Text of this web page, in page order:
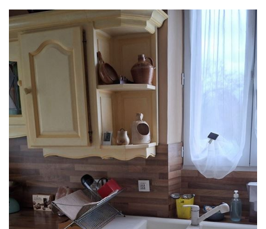
SERVICE VENTE
SERVICES PROPRIÉTAIRES
NOS PARTENAIRES
NOS AVANTAGES
CONTACT